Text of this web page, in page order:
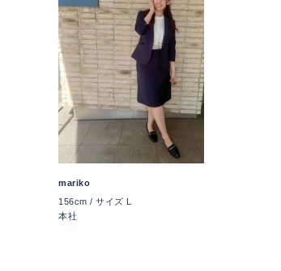
mariko
156cm / サイズ L
本社